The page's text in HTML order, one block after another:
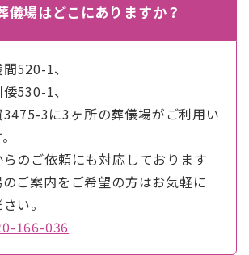
儀場はどこにありますか？
520-1、
530-1、
3に3ヶ所の葬儀場がご利用い
のご依頼にも対応しております
ご案内をご希望の方はお気軽に
い。
166-036